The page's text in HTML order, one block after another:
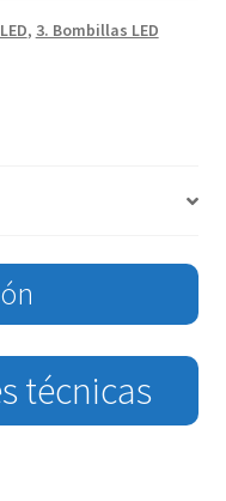
, 3. Bombillas LED
técnicas